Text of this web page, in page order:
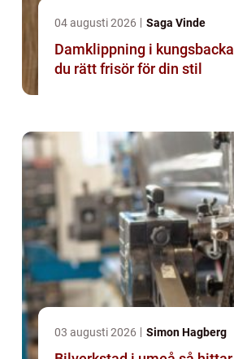
04 augusti 2026 Saga Vinde
Damklippning i kungsbacka så hittar
du rätt frisör för din stil
03 augusti 2026 Simon Hagberg